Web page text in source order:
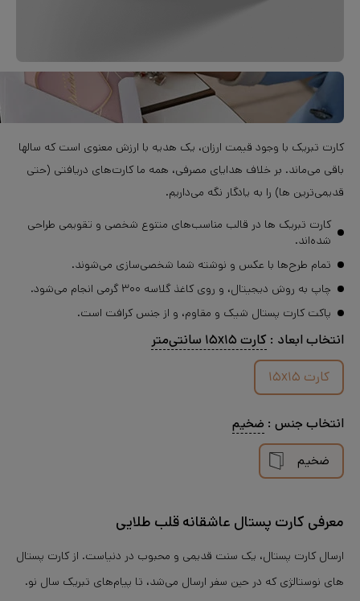
کارت تبریک با وجود قیمت ارزان، یک هدیه با ارزش معنوی است که سالها
باقی می‌ماند. بر خلاف هدایای مصرفی، همه ما کارت‌های دریافتی (حتی
قدیمی‌ترین ها) را به یادگار نگه می‌داریم.
کارت تبریک ها در قالب مناسب‌های متنوع شخصی و تقویمی طراحی
شده‌اند.
تمام طرح‌ها با عکس و نوشته شما شخصی‌سازی می‌شوند.
چاپ به روش دیجیتال، و روی کاغذ گلاسه ۳۰۰ گرمی انجام می‌شود.
پاکت کارت پستال شیک و مقاوم، و از جنس کرافت است.
انتخاب ابعاد : کارت ۱۵x۱۵ سانتی‌متر
کارت ۱۵x۱۵
انتخاب جنس : ضخیم
ضخیم
معرفی کارت پستال عاشقانه قلب طلایی
ارسال کارت پستال، یک سنت قدیمی و محبوب در دنیاست. از کارت پستال
های نوستالژی که در حین سفر ارسال می‌شد، تا پیام‌های تبریک سال نو.